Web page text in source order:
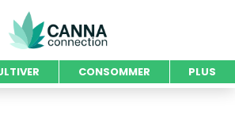
CONSOMMER PLUS